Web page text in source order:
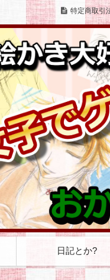
特定商取引
大好き 腐女
をこよなく愛する腐女子
日記とか?
観察日記
ラノベやコミックの感
ゲームのプレイ日記や
オカンと乳がん
気になったもの
ぽっちゃりファッション
お知らせ